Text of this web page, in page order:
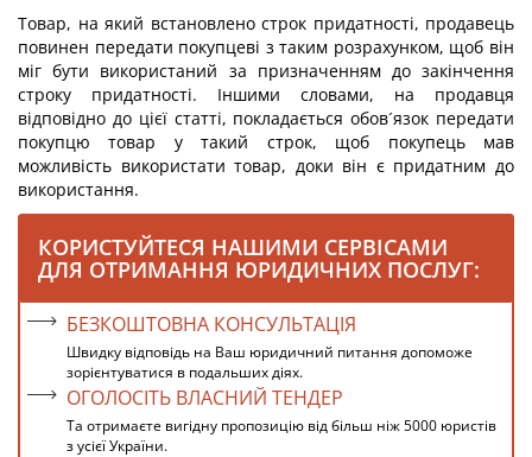
Товар, на який встановлено строк придатності, продавець
повинен передати покупцеві з таким розрахунком, щоб він
міг бути використаний за призначенням до закінчення
строку придатності. Іншими словами, на продавця
відповідно до цієї статті, покладається обов´язок передати
покупцю товар у такий строк, щоб покупець мав
можливість використати товар, доки він є придатним до
використання.
КОРИСТУЙТЕСЯ НАШИМИ СЕРВІСАМИ
ДЛЯ ОТРИМАННЯ ЮРИДИЧНИХ ПОСЛУГ:
БЕЗКОШТОВНА КОНСУЛЬТАЦІЯ
Швидку відповідь на Ваш юридичний питання допоможе
зорієнтуватися в подальших діях.
ОГОЛОСІТЬ ВЛАСНИЙ ТЕНДЕР
Та отримаєте вигідну пропозицію від більш ніж 5000 юристів
з усієї України.